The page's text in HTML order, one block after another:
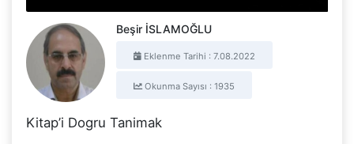
Beşir İSLAMOĞLU
Eklenme Tarihi : 7.08.2022
Okunma Sayısı : 1935
Kitap’i Dogru Tanimak